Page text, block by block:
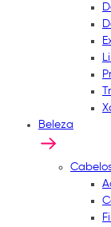
Beleza